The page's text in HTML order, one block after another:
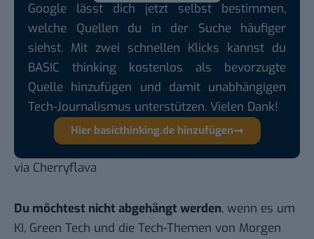
Google lässt dich jetzt selbst bestimmen,
welche Quellen du in der Suche häufiger
siehst. Mit zwei schnellen Klicks kannst du
BASIC thinking kostenlos als bevorzugte
Quelle hinzufügen und damit unabhängigen
Tech-Journalismus unterstützen. Vielen Dank!
Hier basicthinking.de hinzufügen
via Cherryflava
Du möchtest nicht abgehängt werden, wenn es um
KI, Green Tech und die Tech-Themen von Morgen